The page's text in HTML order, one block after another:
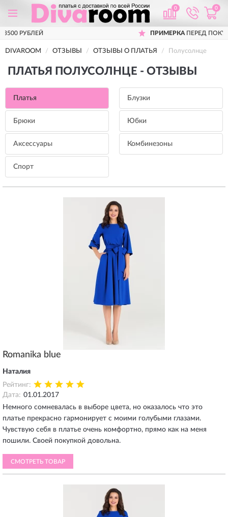
0 0
ПЕРЕД ПОКУПКОЙ
DIVAROOM ОТЗЫВЫ ОТЗЫВЫ О ПЛАТЬЯ Полусолнце
ПЛАТЬЯ ПОЛУСОЛНЦЕ - ОТЗЫВЫ
Платья Блузки
Брюки Юбки
Аксессуары Комбинезоны
Спорт
Romanika blue
Наталия
Рейтинг:
Дата: 01.01.2017
Немного сомневалась в выборе цвета, но оказалось что это
платье прекрасно гармонирует с моими голубыми глазами.
Чувствую себя в платье очень комфортно, прямо как на меня
пошили. Своей покупкой довольна.
СМОТРЕТЬ ТОВАР